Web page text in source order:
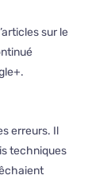
sur le
erreurs. Il
techniques